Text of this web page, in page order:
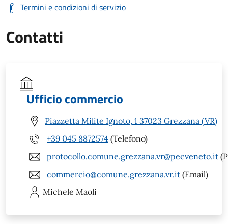
Termini e condizioni di servizio
Contatti
Ufficio commercio
Piazzetta Milite Ignoto, 1 37023 Grezzana (VR)
+39 045 8872574 (Telefono)
protocollo.comune.grezzana.vr@pecveneto.it
commercio@comune.grezzana.vr.it (Email)
Michele Maoli